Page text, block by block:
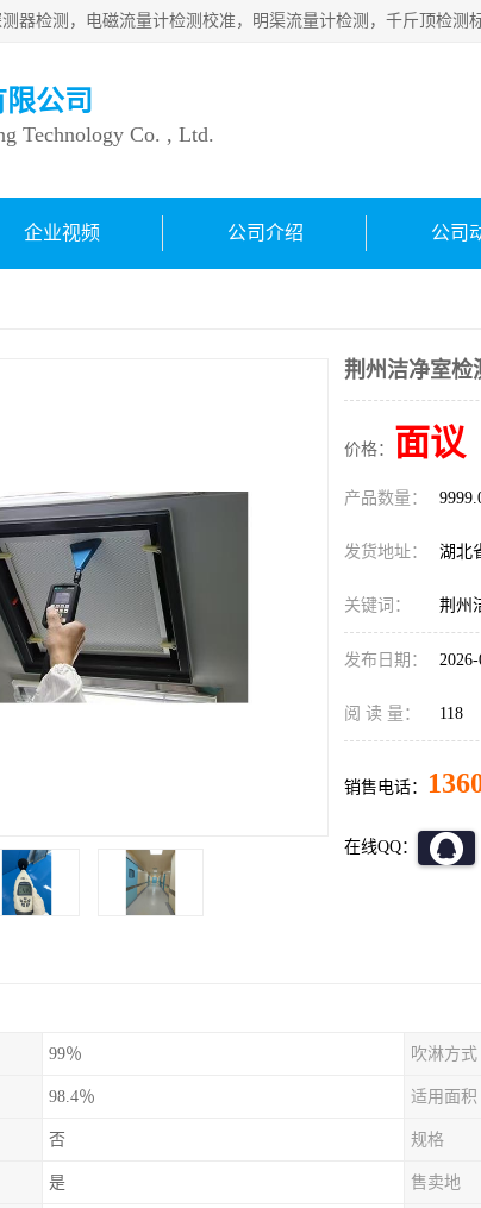
公司
Technology Co. , Ltd.
企业视频 公司介绍 公司
荆州洁净室检
价格： 面议
产品数量：
发货地址： 湖北
关键词： 荆州
发布日期：
阅 读 量： 118
销售电话：
在线QQ：
99％ 吹淋方式
98.4％ 适用面积
否 规格
是 售卖地